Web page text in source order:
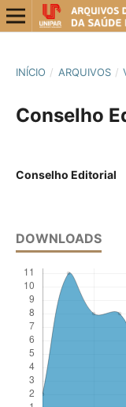
INÍCIO / ARQUIVOS /
Conselho
Conselho Editorial
DOWNLOADS